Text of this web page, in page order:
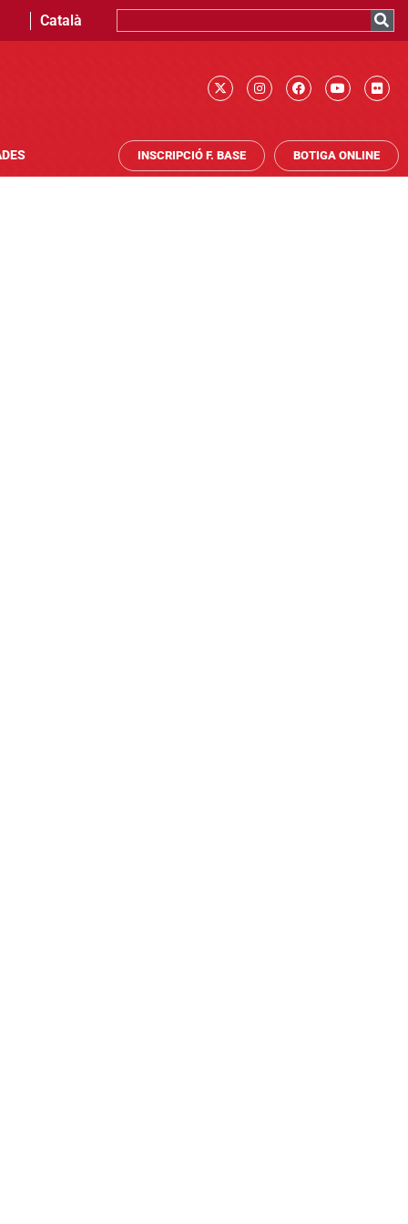
Català
INSCRIPCIÓ F. BASE BOTIGA ONLINE